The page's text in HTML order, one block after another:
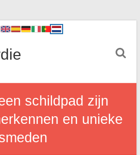
schildpad zijn
en unieke